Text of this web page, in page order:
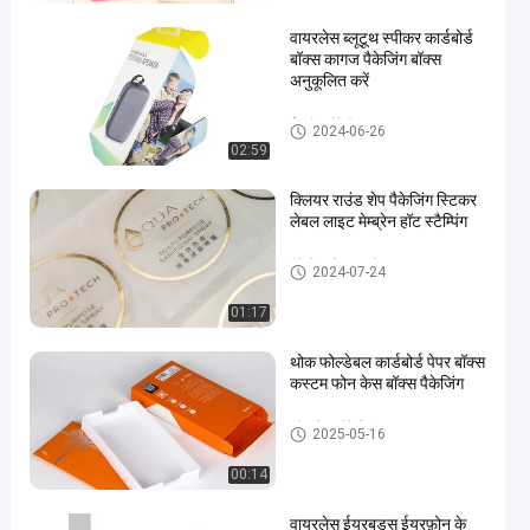
02:59
वायरलेस ब्लूटूथ स्पीकर कार्डबोर्ड
बॉक्स कागज पैकेजिंग बॉक्स
अनुकूलित करें
ईरफ़ोन पैकेजिंग बॉक्स
2024-06-26
01:17
क्लियर राउंड शेप पैकेजिंग स्टिकर
लेबल लाइट मेम्ब्रेन हॉट स्टैम्पिंग
पैकेजिंग स्टिकर लेबल
2024-07-24
00:14
थोक फोल्डेबल कार्डबोर्ड पेपर बॉक्स
कस्टम फोन केस बॉक्स पैकेजिंग
फोन केस पैकेजिंग बॉक्स
2025-05-16
वायरलेस ईयरबड्स ईयरफ़ोन के